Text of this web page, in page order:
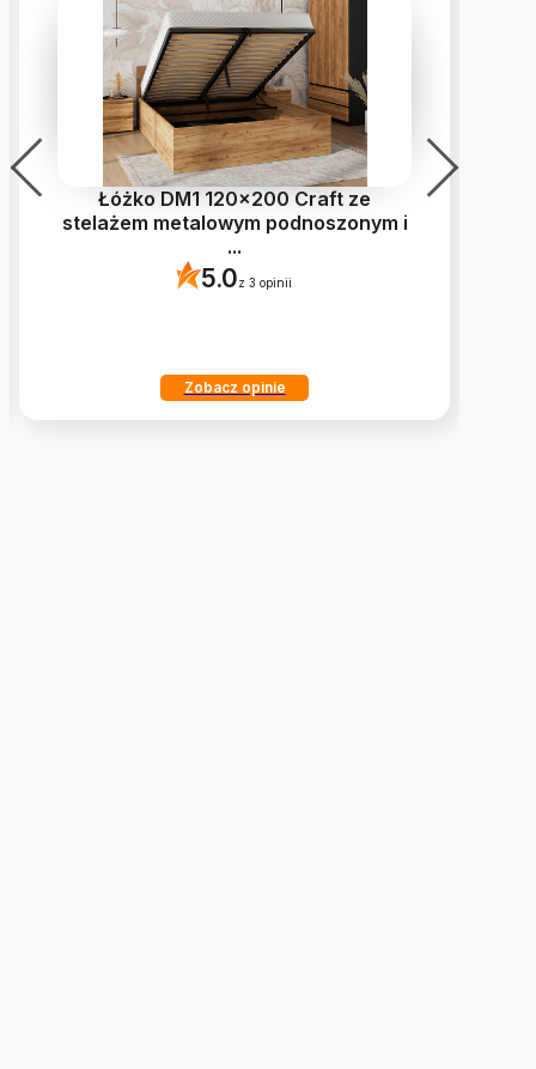
Łóżko DM1 120x200 Craft ze
stelażem metalowym podnoszonym i
...
5.0z 3 opinii
Zobacz opinie